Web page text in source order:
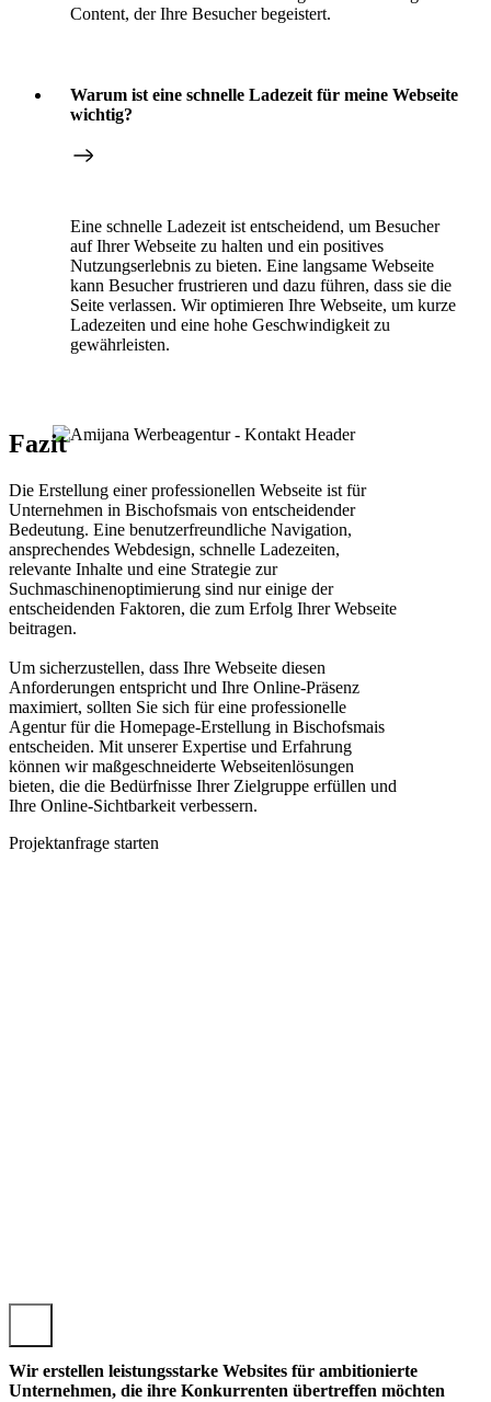
Content, der Ihre Besucher begeistert.
Warum ist eine schnelle Ladezeit für meine Webseite
wichtig?
Eine schnelle Ladezeit ist entscheidend, um Besucher
auf Ihrer Webseite zu halten und ein positives
Nutzungserlebnis zu bieten. Eine langsame Webseite
kann Besucher frustrieren und dazu führen, dass sie die
Seite verlassen. Wir optimieren Ihre Webseite, um kurze
Ladezeiten und eine hohe Geschwindigkeit zu
gewährleisten.
Fazit
Die Erstellung einer professionellen Webseite ist für
Unternehmen in Bischofsmais von entscheidender
Bedeutung. Eine benutzerfreundliche Navigation,
ansprechendes Webdesign, schnelle Ladezeiten,
relevante Inhalte und eine Strategie zur
Suchmaschinenoptimierung sind nur einige der
entscheidenden Faktoren, die zum Erfolg Ihrer Webseite
beitragen.
Um sicherzustellen, dass Ihre Webseite diesen
Anforderungen entspricht und Ihre Online-Präsenz
maximiert, sollten Sie sich für eine professionelle
Agentur für die Homepage-Erstellung in Bischofsmais
entscheiden. Mit unserer Expertise und Erfahrung
können wir maßgeschneiderte Webseitenlösungen
bieten, die die Bedürfnisse Ihrer Zielgruppe erfüllen und
Ihre Online-Sichtbarkeit verbessern.
Projektanfrage starten
Wir erstellen leistungsstarke Websites für ambitionierte
Unternehmen, die ihre Konkurrenten übertreffen möchten